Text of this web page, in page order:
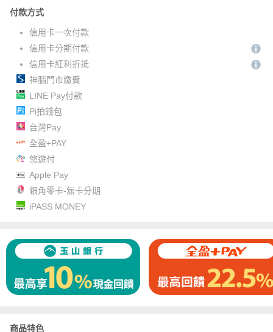
付款方式
信用卡一次付款
信用卡分期付款
信用卡紅利折抵
神腦門市繳費
LINE Pay付款
Pi拍錢包
台灣Pay
全盈+PAY
悠遊付
Apple Pay
銀角零卡-無卡分期
iPASS MONEY
商品特色